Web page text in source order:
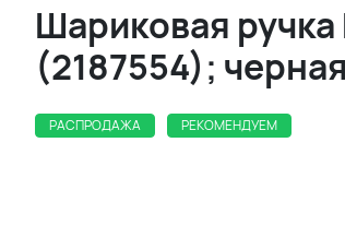
Шариковая ручка
(2187554);
РАСПРОДАЖА РЕКОМЕНДУЕМ